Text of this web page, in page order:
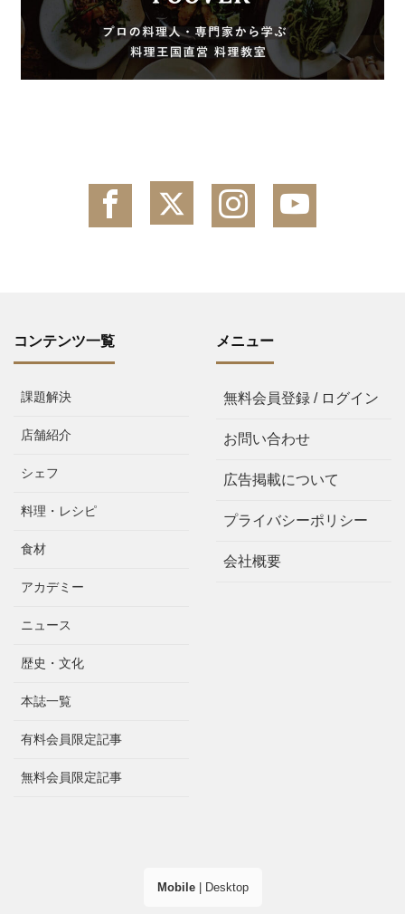
コンテンツ一覧
課題解決
店舗紹介
シェフ
料理・レシピ
食材
アカデミー
ニュース
歴史・文化
本誌一覧
有料会員限定記事
無料会員限定記事
メニュー
無料会員登録 / ログイン
お問い合わせ
広告掲載について
プライバシーポリシー
会社概要
Mobile| Desktop